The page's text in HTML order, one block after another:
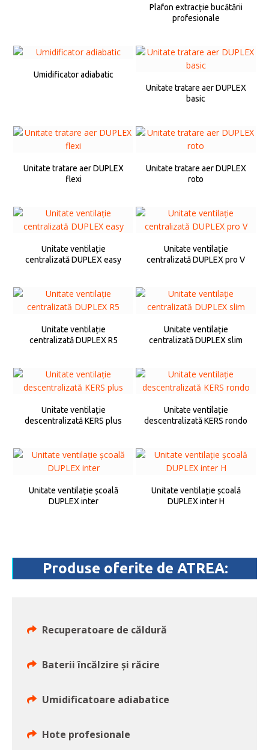
Plafon extracție bucătării
profesionale
Umidificator adiabatic
Unitate tratare aer DUPLEX
basic
Unitate tratare aer DUPLEX
flexi
Unitate tratare aer DUPLEX
roto
Unitate ventilație
centralizată DUPLEX easy
Unitate ventilație
centralizată DUPLEX pro V
Unitate ventilație
centralizată DUPLEX R5
Unitate ventilație
centralizată DUPLEX slim
Unitate ventilație
descentralizată KERS plus
Unitate ventilație
descentralizată KERS rondo
Unitate ventilație școală
DUPLEX inter
Unitate ventilație școală
DUPLEX inter H
Produse oferite de ATREA:
Recuperatoare de căldură
Baterii încălzire și răcire
Umidificatoare adiabatice
Hote profesionale